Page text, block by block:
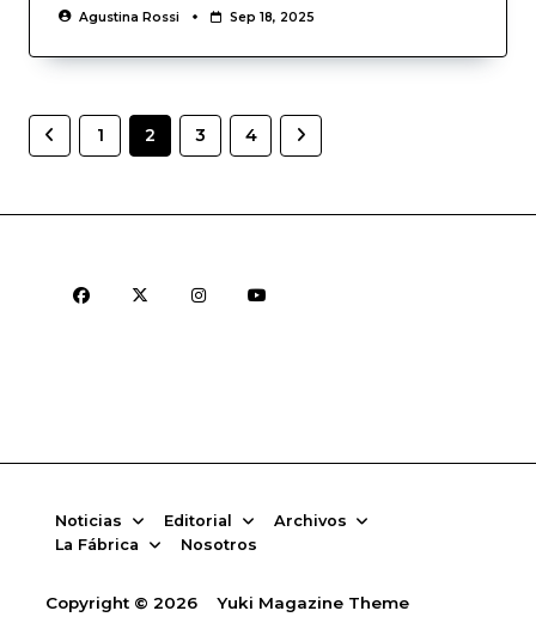
Agustina Rossi Sep 18, 2025
1 2 3 4
Noticias Editorial
Archivos
La Fábrica
Nosotros
Copyright © 2026 Yuki Magazine Theme